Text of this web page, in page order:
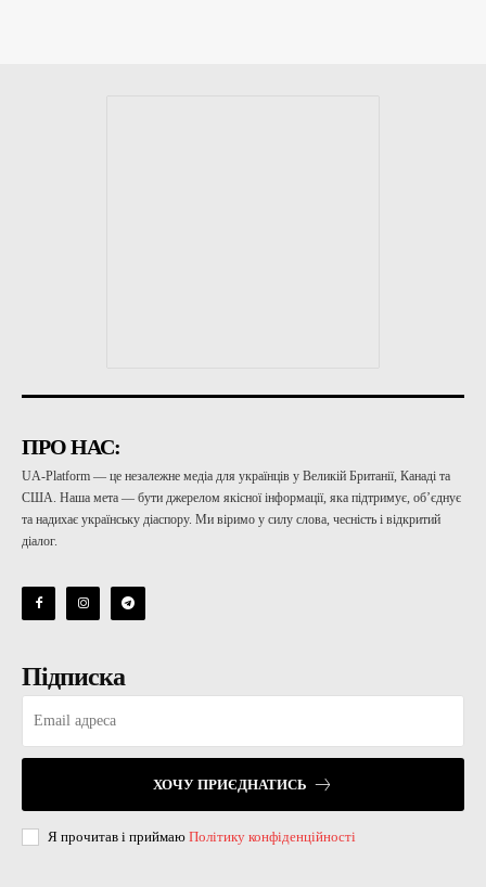
ПРО НАС:
UA-Platform — це незалежне медіа для українців у Великій Британії, Канаді та
США. Наша мета — бути джерелом якісної інформації, яка підтримує, об’єднує
та надихає українську діаспору. Ми віримо у силу слова, чесність і відкритий
діалог.
Підписка
ХОЧУ ПРИЄДНАТИСЬ
Я прочитав і приймаю Політику конфіденційності